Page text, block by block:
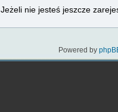
Jeżeli nie jesteś jeszcze
Powered by